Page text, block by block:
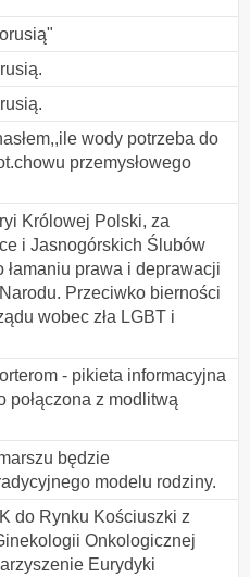
wody potrzeba do
przemysłowego
Królowej Polski, za
i Jasnogórskich Ślubów
łamaniu prawa i deprawacji
Przeciwko bierności
wobec zła LGBT i
- pikieta informacyjna
połączona z modlitwą
będzie
modelu rodziny.
do Rynku Kościuszki z
Onkologicznej
Eurydyki